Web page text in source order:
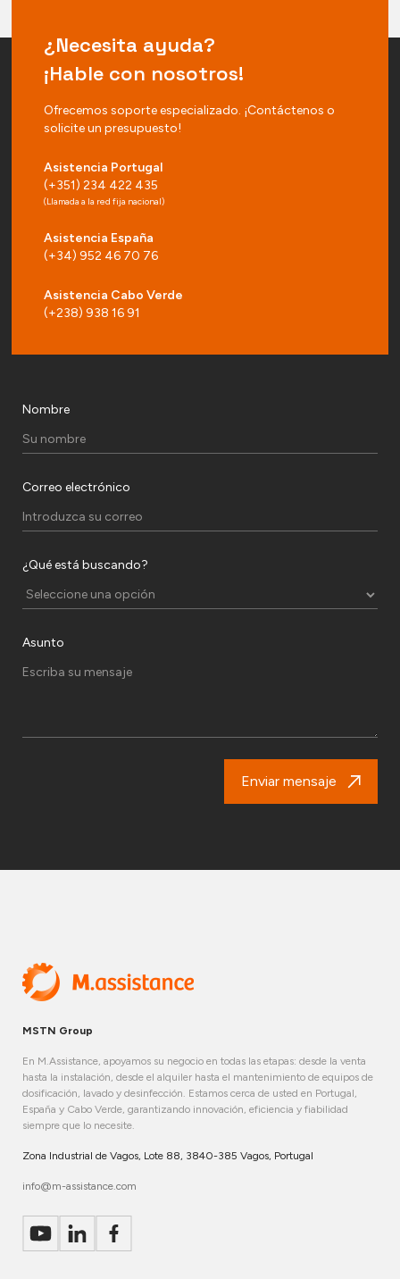
¿Necesita ayuda?
¡Hable con nosotros!
Ofrecemos soporte especializado. ¡Contáctenos o
solicite un presupuesto!
Asistencia Portugal
(+351) 234 422 435
(Llamada a la red fija nacional)
Asistencia España
(+34) 952 46 70 76
Asistencia Cabo Verde
(+238) 938 16 91
Nombre
Correo electrónico
¿Qué está buscando?
Asunto
Enviar mensaje
MSTN Group
En M.Assistance, apoyamos su negocio en todas las etapas: desde la venta
hasta la instalación, desde el alquiler hasta el mantenimiento de equipos de
dosificación, lavado y desinfección. Estamos cerca de usted en Portugal,
España y Cabo Verde, garantizando innovación, eficiencia y fiabilidad
siempre que lo necesite.
Zona Industrial de Vagos, Lote 88, 3840-385 Vagos, Portugal
info@m-assistance.com